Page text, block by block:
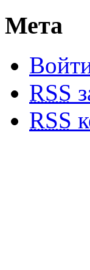
Мета
RSS
RSS